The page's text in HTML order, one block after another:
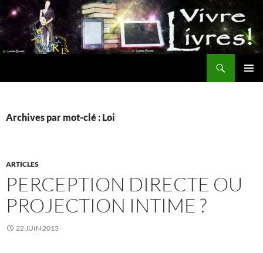
Aller
au
contenu
Archives par mot-clé : Loi
ARTICLES
PERCEPTION DIRECTE OU
PROJECTION INTIME ?
22 JUIN 2013